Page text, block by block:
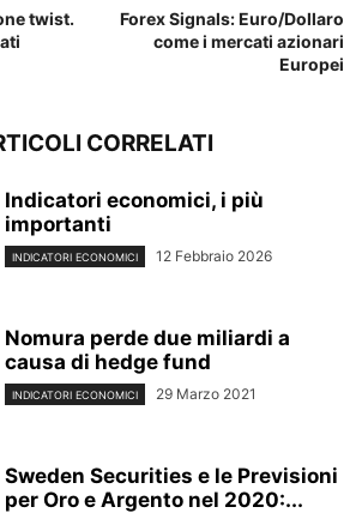
twist.
Forex Signals: Euro/Dollaro
come i mercati azionari
Europei
CORRELATI
Indicatori economici, i più
importanti
INDICATORI ECONOMICI 12 Febbraio 2026
Nomura perde due miliardi a
causa di hedge fund
INDICATORI ECONOMICI 29 Marzo 2021
Sweden Securities e le Previsioni
per Oro e Argento nel 2020:...